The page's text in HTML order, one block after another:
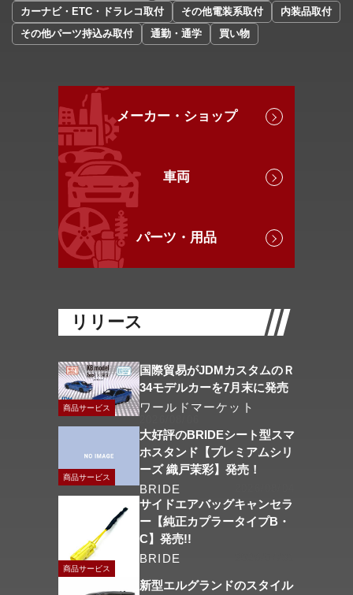
カーナビ・ETC・ドラレコ取付
その他電装系取付
内装品取付
その他パーツ持込み取付
通勤・通学 買い物
メーカー・ショップ
車両
パーツ・用品
リリース
商品サービス
国際貿易がJDMカスタムのＲ
34モデルカーを7月末に発売
ワールドマーケット
商品サービス
大好評のBRIDEシート型スマ
ホスタンド【プレミアムシリ
ーズ 織戸茉彩】発売！
BRIDE
商品サービス
サイドエアバッグキャンセラ
ー【純正カプラータイプB・
C】発売!!
BRIDE
新型エルグランドのスタイル